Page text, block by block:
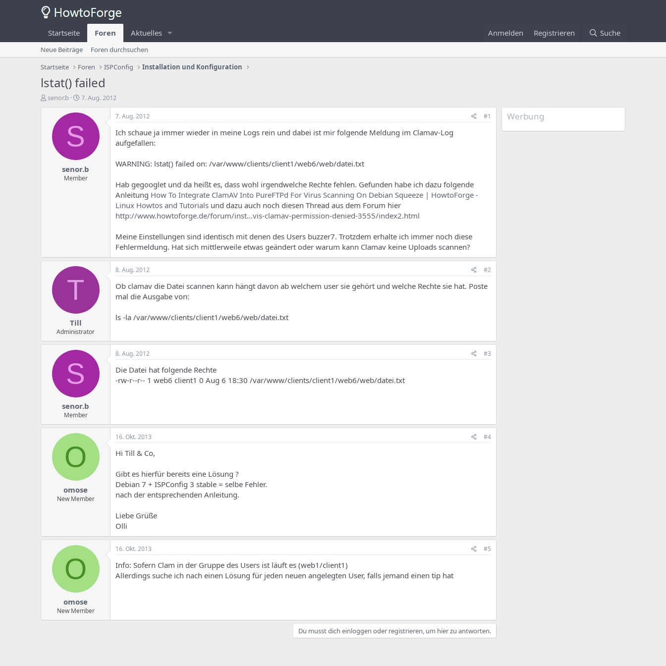
Startseite Foren Aktuelles Anmelden Registrieren Suche
Neue Beiträge
Foren durchsuchen
Startseite
Foren ISPConfig Installation und Konfiguration
lstat() failed
E
senor.b
E
s
e
l
u
n
g
7. Aug. 2012
S
senor.b
Member
7. Aug. 2012 #1
Ich schaue ja immer wieder in meine Logs rein und dabei ist mir folgende Meldung im Clamav-Log
aufgefallen:
WARNING: lstat() failed on: /var/www/clients/client1/web6/web/datei.txt
Hab gegooglet und da heißt es, dass wohl irgendwelche Rechte fehlen. Gefunden habe ich dazu folgende
Anleitung How To Integrate ClamAV Into PureFTPd For Virus Scanning On Debian Squeeze | HowtoForge -
Linux Howtos and Tutorials und dazu auch noch diesen Thread aus dem Forum hier
http://www.howtoforge.de/forum/inst...vis-clamav-permission-denied-3555/index2.html
Meine Einstellungen sind identisch mit denen des Users buzzer7. Trotzdem erhalte ich immer noch diese
Fehlermeldung. Hat sich mittlerweile etwas geändert oder warum kann Clamav keine Uploads scannen?
T
Till
Administrator
8. Aug. 2012 #2
Ob clamav die Datei scannen kann hängt davon ab welchem user sie gehört und welche Rechte sie hat. Poste
mal die Ausgabe von:
ls -la /var/www/clients/client1/web6/web/datei.txt
S
senor.b
Member
8. Aug. 2012 #3
Die Datei hat folgende Rechte
-rw-r--r-- 1 web6 client1 0 Aug 6 18:30 /var/www/clients/client1/web6/web/datei.txt
O
omose
New Member
16. Okt. 2013 #4
Hi Till & Co,
Gibt es hierfür bereits eine Lösung ?
Debian 7 + ISPConfig 3 stable = selbe Fehler.
nach der entsprechenden Anleitung.
Liebe Grüße
Olli
O
omose
New Member
16. Okt. 2013 #5
Info: Sofern Clam in der Gruppe des Users ist läuft es (web1/client1)
Allerdings suche ich nach einen Lösung für jeden neuen angelegten User, falls jemand einen tip hat
Du musst dich einloggen oder registrieren, um hier zu antworten.
Werbung